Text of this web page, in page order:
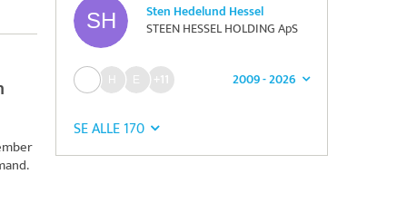
Sten Hedelund Hessel
STEEN HESSEL HOLDING ApS
2009 - 2026
+11
SE ALLE 170